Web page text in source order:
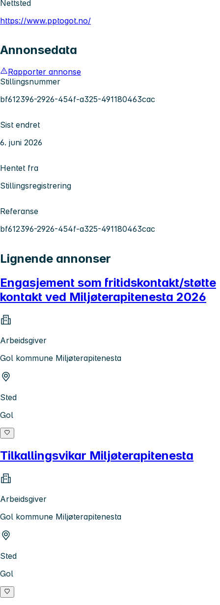
Nettsted
https://www.pptogot.no/
Annonsedata
Rapporter annonse
Stillingsnummer
bf612396-2926-454f-a325-491180463cac
Sist endret
6. juni 2026
Hentet fra
Stillingsregistrering
Referanse
bf612396-2926-454f-a325-491180463cac
Lignende annonser
Engasjement som fritidskontakt/støtte
kontakt ved Miljøterapitenesta 2026
Arbeidsgiver
Gol kommune Miljøterapitenesta
Sted
Gol
Tilkallingsvikar Miljøterapitenesta
Arbeidsgiver
Gol kommune Miljøterapitenesta
Sted
Gol